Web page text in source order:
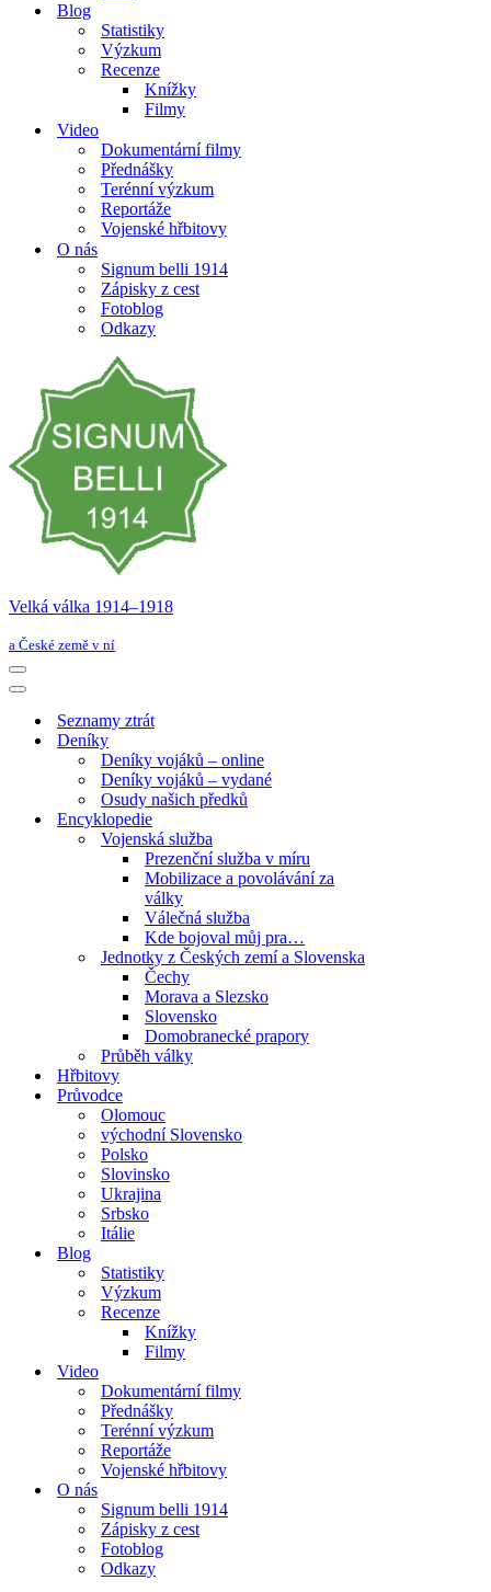
Blog
Statistiky
Výzkum
Recenze
Knížky
Filmy
Video
Dokumentární filmy
Přednášky
Terénní výzkum
Reportáže
Vojenské hřbitovy
O nás
Signum belli 1914
Zápisky z cest
Fotoblog
Odkazy
Velká válka 1914–⁠⁠⁠⁠⁠⁠1918
a České země v ní
Navigační
menu
Navigační
Seznamy ztrát
Deníky
Deníky vojáků – online
Deníky vojáků – vydané
Osudy našich předků
Encyklopedie
Vojenská služba
Prezenční služba v míru
Mobilizace a povolávání za
války
Válečná služba
Kde bojoval můj pra…
Jednotky z Českých zemí a Slovenska
Čechy
Morava a Slezsko
Slovensko
Domobranecké prapory
Průběh války
Hřbitovy
Průvodce
Olomouc
východní Slovensko
Polsko
Slovinsko
Ukrajina
Srbsko
Itálie
Blog
Statistiky
Výzkum
Recenze
Knížky
Filmy
Video
Dokumentární filmy
Přednášky
Terénní výzkum
Reportáže
Vojenské hřbitovy
O nás
Signum belli 1914
Zápisky z cest
Fotoblog
Odkazy